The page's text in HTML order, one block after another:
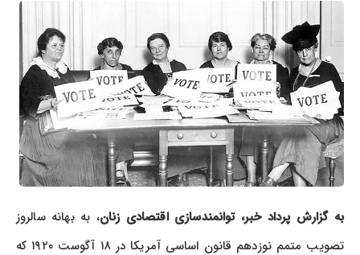
به گزارش پرداد خبر، توانمندسازی اقتصادی زنان، به بهانه سالروز
تصویب متمم نوزدهم قانون اساسی آمریکا در ۱۸ آگوست ۱۹۲۰ که